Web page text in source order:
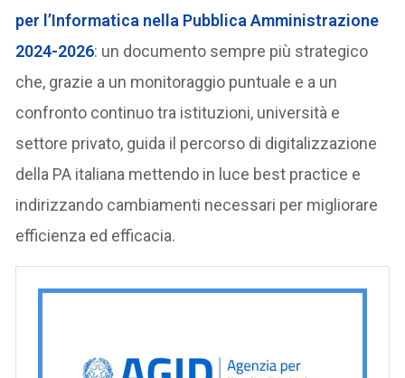
per l’Informatica nella Pubblica Amministrazione
2024-2026: un documento sempre più strategico
che, grazie a un monitoraggio puntuale e a un
confronto continuo tra istituzioni, università e
settore privato, guida il percorso di digitalizzazione
della PA italiana mettendo in luce best practice e
indirizzando cambiamenti necessari per migliorare
efficienza ed efficacia.